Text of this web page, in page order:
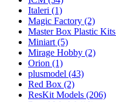
Italeri (1)
Magic Factory (2)
Master Box Plastic Kits
Miniart (5)
Mirage Hobby (2)
Orion (1)
plusmodel (43)
Red Box (2)
ResKit Models (206)